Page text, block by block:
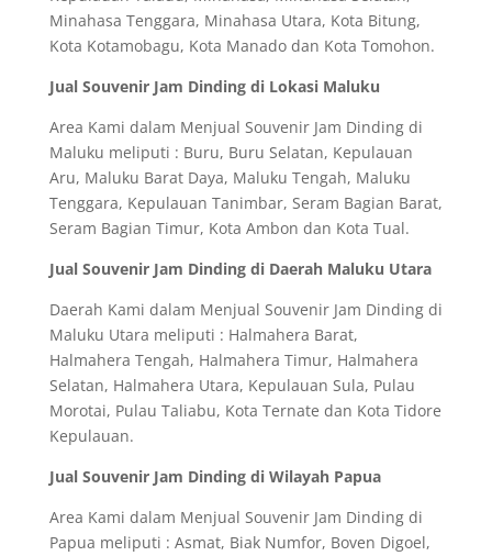
Minahasa Tenggara, Minahasa Utara, Kota Bitung,
Kota Kotamobagu, Kota Manado dan Kota Tomohon.
Jual Souvenir Jam Dinding di Lokasi Maluku
Area Kami dalam Menjual Souvenir Jam Dinding di
Maluku meliputi : Buru, Buru Selatan, Kepulauan
Aru, Maluku Barat Daya, Maluku Tengah, Maluku
Tenggara, Kepulauan Tanimbar, Seram Bagian Barat,
Seram Bagian Timur, Kota Ambon dan Kota Tual.
Jual Souvenir Jam Dinding di Daerah Maluku Utara
Daerah Kami dalam Menjual Souvenir Jam Dinding di
Maluku Utara meliputi : Halmahera Barat,
Halmahera Tengah, Halmahera Timur, Halmahera
Selatan, Halmahera Utara, Kepulauan Sula, Pulau
Morotai, Pulau Taliabu, Kota Ternate dan Kota Tidore
Kepulauan.
Jual Souvenir Jam Dinding di Wilayah Papua
Area Kami dalam Menjual Souvenir Jam Dinding di
Papua meliputi : Asmat, Biak Numfor, Boven Digoel,